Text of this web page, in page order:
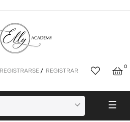
REGISTRARSE / REGISTRAR
0
☰